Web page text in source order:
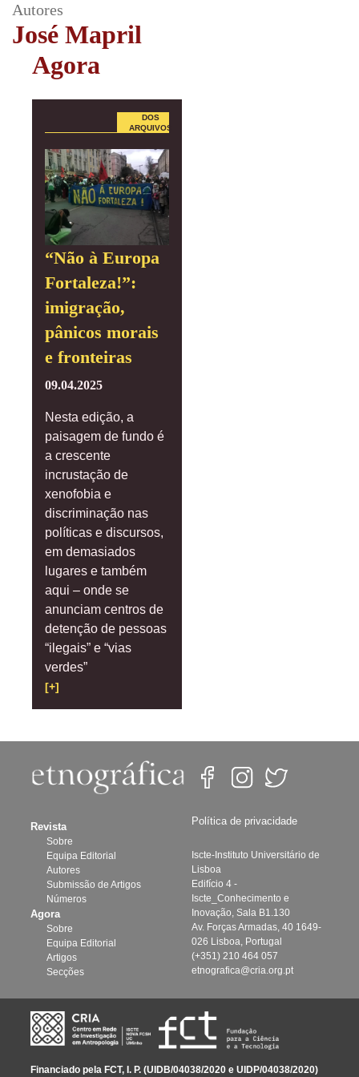
Autores
José Mapril
Agora
DOS
ARQUIVOS
“Não à Europa
Fortaleza!”:
imigração,
pânicos morais
e fronteiras
09.04.2025
Nesta edição, a
paisagem de fundo é
a crescente
incrustação de
xenofobia e
discriminação nas
políticas e discursos,
em demasiados
lugares e também
aqui – onde se
anunciam centros de
detenção de pessoas
“ilegais” e “vias
verdes”
[+]
Revista
Sobre
Equipa Editorial
Autores
Submissão de Artigos
Números
Agora
Sobre
Equipa Editorial
Artigos
Secções
Política de privacidade
Iscte-Instituto Universitário de
Lisboa
Edifício 4 -
Iscte_Conhecimento e
Inovação, Sala B1.130
Av. Forças Armadas, 40 1649-
026 Lisboa, Portugal
(+351) 210 464 057
etnografica@cria.org.pt
Financiado pela FCT, I. P. (UIDB/04038/2020 e UIDP/04038/2020)